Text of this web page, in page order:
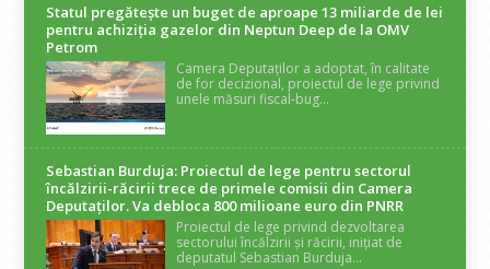
Statul pregătește un buget de aproape 13 miliarde de lei
pentru achiziția gazelor din Neptun Deep de la OMV
Petrom
Camera Deputaților a adoptat, în calitate
de for decizional, proiectul de lege privind
unele măsuri fiscal-bug...
Sebastian Burduja: Proiectul de lege pentru sectorul
încălzirii-răcirii trece de primele comisii din Camera
Deputaților. Va debloca 800 milioane euro din PNRR
Proiectul de lege privind dezvoltarea
sectorului încălzirii și răcirii, inițiat de
deputatul Sebastian Burduja...